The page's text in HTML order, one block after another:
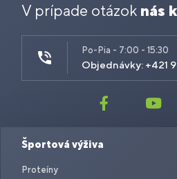
V prípade otázok nás
Po-Pia - 7:00 - 15:30
Objednávky: +421
Športová výživa
Proteíny